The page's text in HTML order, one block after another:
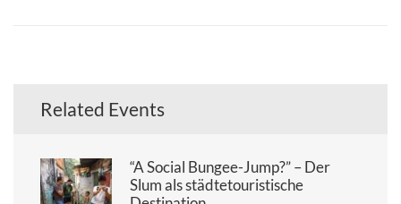
Related Events
“A Social Bungee-Jump?” – Der
Slum als städtetouristische